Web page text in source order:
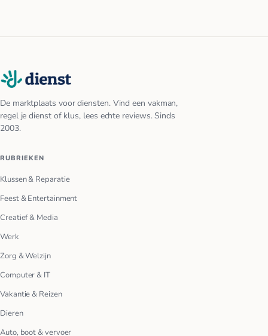
De marktplaats voor diensten. Vind een vakman,
regel je dienst of klus, lees echte reviews. Sinds
2003.
RUBRIEKEN
Klussen & Reparatie
Feest & Entertainment
Creatief & Media
Werk
Zorg & Welzijn
Computer & IT
Vakantie & Reizen
Dieren
Auto, boot & vervoer